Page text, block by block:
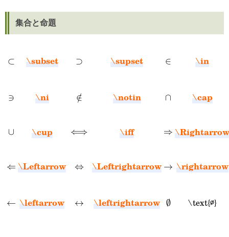
集合と命題
\subset
⊂ \subset \supset
⊃ \supset \in
∈ \in
\ni
∋ \ni \notin
∈
/ \notin \cap
∩ \cap
\cup
∪ \cup \iff
⟺ \iff \Rightarrow
⇒ \Rightarrow
\Leftarrow
⇐ \Leftarrow \Leftrightarrow
⇔ \Leftrightarrow \rightarrow
→ \rightarrow
\leftarrow
← \leftarrow \leftrightarrow
↔ \leftrightarrow \text{∅}
∅ \text{∅}